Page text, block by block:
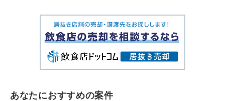
あなたにおすすめの案件